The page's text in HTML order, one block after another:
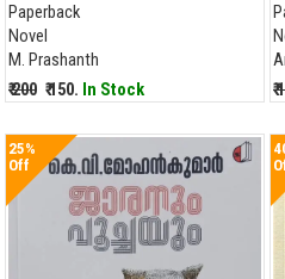
Paperback
Novel
M. Prashanth
₹ 200 ₹ 150. In Stock
₹
25%
Off